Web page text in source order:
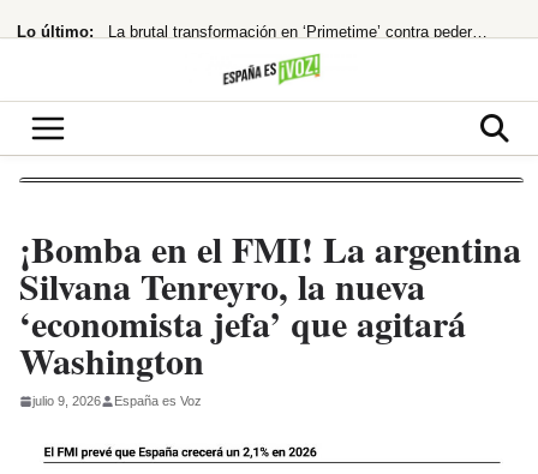
al Lo último: La brutal transformación en ‘Primetime’ contra pederastas
168 muertos en Hong Kong por un descuido mortal
¡Bomba económica! España, 4ª potencia de la UE
¡Bomba en el FMI! La argentina
Silvana Tenreyro, la nueva
‘economista jefa’ que agitará
Washington
julio 9, 2026 España es Voz